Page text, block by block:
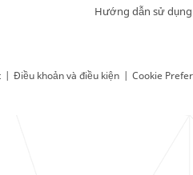
Hướng dẫn sử dụng
| Điều khoản và điều kiện | Cookie